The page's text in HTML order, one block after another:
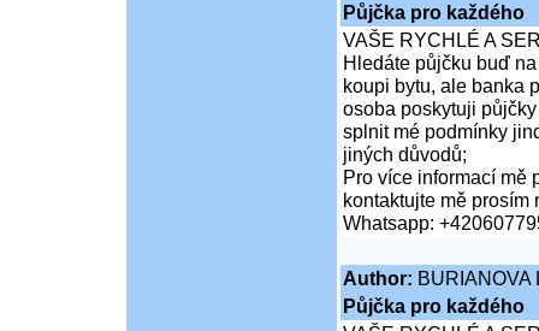
Půjčka pro každého
VAŠE RYCHLÉ A
Hledáte půjčku buď
koupi bytu, ale banka
osoba poskytuji
splnit mé podmínky
jiných důvodů;
Pro více informací mě
kontaktujte mě prosím
Whatsapp:
Author: BURIANOVA
Půjčka pro každého